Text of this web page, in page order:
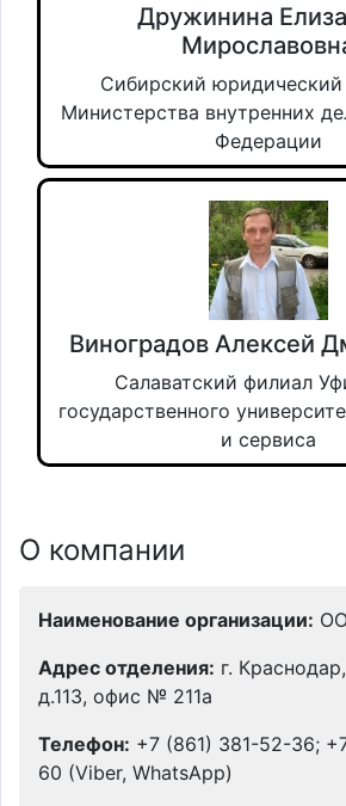
Дружинина
Сибирский юридический
Министерства внутренних
Федерации
Виноградов Алексей
Салаватский филиал
государственного
и сервиса
О компании
Наименование организации:
Адрес отделения: г.
д.113, офис № 211а
Телефон: +7 (861) 381-52-36;
60 (Viber, WhatsApp)